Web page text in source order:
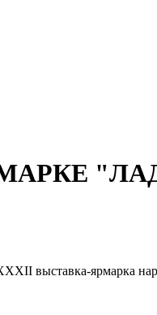
выставка-ярмарка